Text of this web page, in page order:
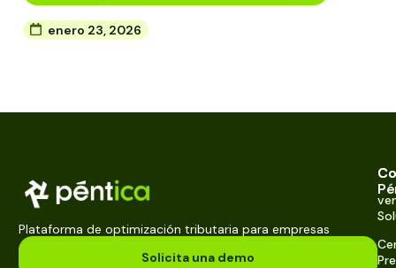
enero 23, 2026
Plataforma de optimización tributaria para empresas
Solicita una demo